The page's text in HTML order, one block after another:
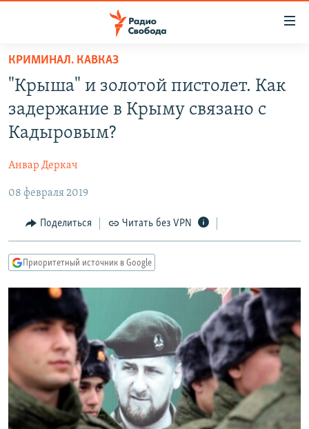
упрощенного
доступа
основному
Вернутся
навигации
Вернутся
поиску
ПРОГРАММЫ
ПОДКАСТЫ
АВТОРСКИЕ ПРОЕКТЫ
МНЕНИЯ
КУЛЬТУРА
IDEL.РЕАЛИИ
СЕВЕР.РЕАЛИИ
СИБИРЬ.РЕАЛИИ
РАСПИСАНИЕ ВЕЩАНИЯ
ПОДПИШИТЕСЬ НА РАССЫЛКУ
СОЦИАЛЬНЫЕ СЕТИ
КРИМИНАЛ. КАВКАЗ
"Крыша" и золотой пистолет. Как
задержание в Крыму связано с
Кадыровым?
Анвар Деркач
08 февраля 2019
Поделиться Читать без VPN
Приоритетный источник в Google